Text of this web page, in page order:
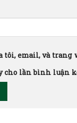
tôi, email, và trang
cho lần bình luận